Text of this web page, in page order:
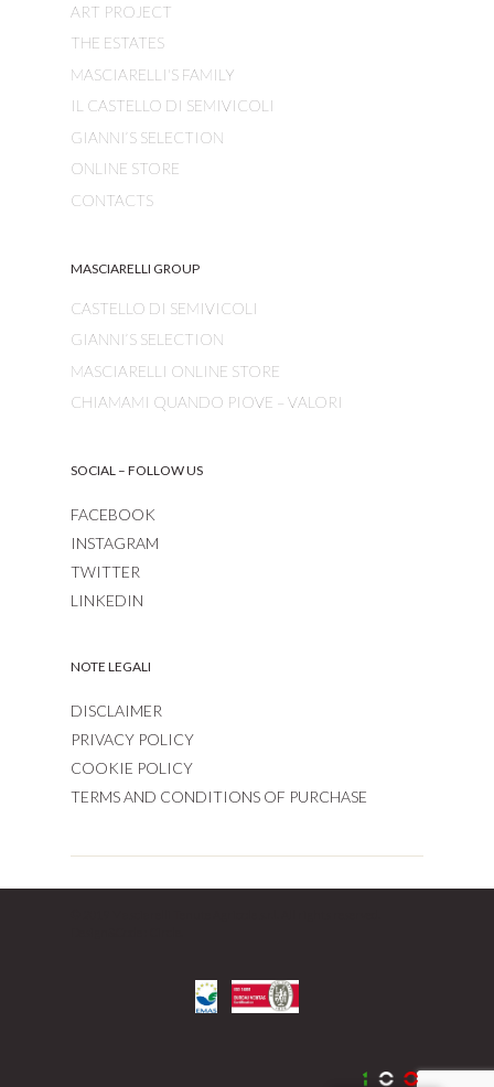
ART PROJECT
THE ESTATES
MASCIARELLI'S FAMILY
IL CASTELLO DI SEMIVICOLI
GIANNI’S SELECTION
ONLINE STORE
CONTACTS
MASCIARELLI GROUP
CASTELLO DI SEMIVICOLI
GIANNI’S SELECTION
MASCIARELLI ONLINE STORE
CHIAMAMI QUANDO PIOVE – VALORI
SOCIAL – FOLLOW US
FACEBOOK
INSTAGRAM
TWITTER
LINKEDIN
NOTE LEGALI
DISCLAIMER
PRIVACY POLICY
COOKIE POLICY
TERMS AND CONDITIONS OF PURCHASE